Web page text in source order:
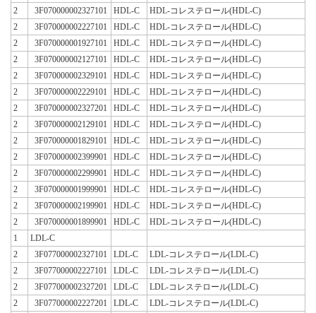
2
3F070000002327101 HDL-C
HDL-コレステロール(HDL-C)
2
3F070000002227101 HDL-C
HDL-コレステロール(HDL-C)
2
3F070000001927101 HDL-C
HDL-コレステロール(HDL-C)
2
3F070000002127101 HDL-C
HDL-コレステロール(HDL-C)
2
3F070000002329101 HDL-C
HDL-コレステロール(HDL-C)
2
3F070000002229101 HDL-C
HDL-コレステロール(HDL-C)
2
3F070000002327201 HDL-C
HDL-コレステロール(HDL-C)
2
3F070000002129101 HDL-C
HDL-コレステロール(HDL-C)
2
3F070000001829101 HDL-C
HDL-コレステロール(HDL-C)
2
3F070000002399901 HDL-C
HDL-コレステロール(HDL-C)
2
3F070000002299901 HDL-C
HDL-コレステロール(HDL-C)
2
3F070000001999901 HDL-C
HDL-コレステロール(HDL-C)
2
3F070000002199901 HDL-C
HDL-コレステロール(HDL-C)
2
3F070000001899901 HDL-C
HDL-コレステロール(HDL-C)
1
LDL-C
2
3F077000002327101 LDL-C
LDL-コレステロール(LDL-C)
2
3F077000002227101 LDL-C
LDL-コレステロール(LDL-C)
2
3F077000002327201 LDL-C
LDL-コレステロール(LDL-C)
2
3F077000002227201 LDL-C
LDL-コレステロール(LDL-C)